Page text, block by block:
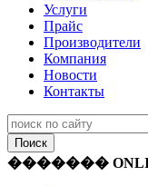
Услуги
Прайс
Производители
Компания
Новости
Контакты
�������